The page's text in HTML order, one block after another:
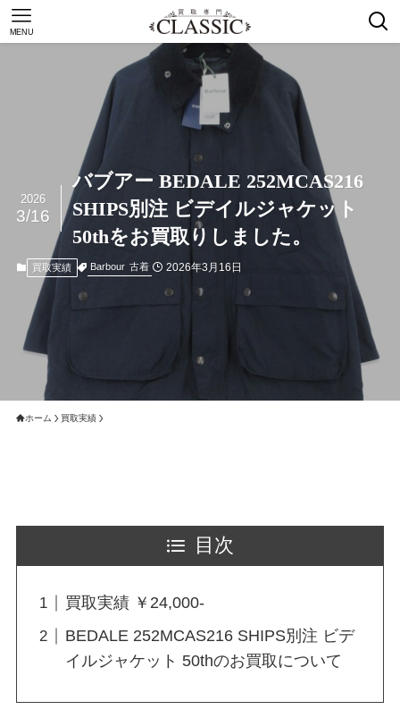
MENU
バブアー BEDALE 252MCAS216
SHIPS別注 ビデイルジャケット
50thをお買取りしました。
2026
3/16
買取実績 Barbour 古着 2026年3月16日
ホーム 買取実績
目次
買取実績 ￥24,000-
BEDALE 252MCAS216 SHIPS別注 ビデ
イルジャケット 50thのお買取について